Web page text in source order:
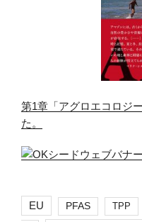
第1章「アグロエコロジ
た。
EU PFAS TPP